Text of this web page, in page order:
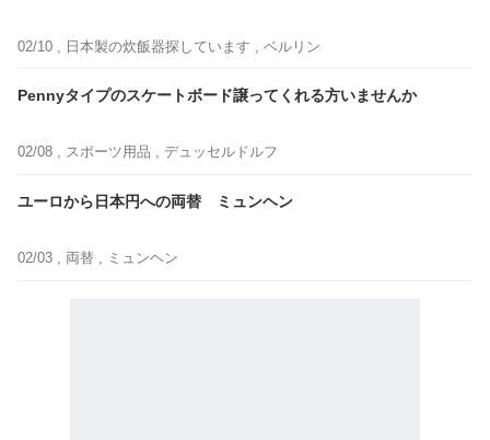
02/10 , 日本製の炊飯器探しています , ベルリン
Pennyタイプのスケートボード譲ってくれる方いませんか
02/08 , スポーツ用品 , デュッセルドルフ
ユーロから日本円への両替 ミュンヘン
02/03 , 両替 , ミュンヘン